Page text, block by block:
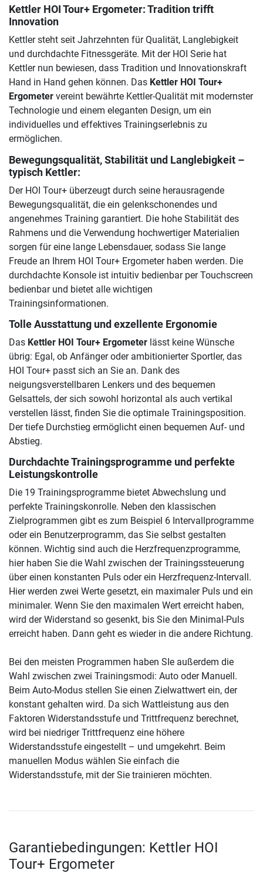
Kettler HOI Tour+ Ergometer: Tradition trifft
Innovation
Kettler steht seit Jahrzehnten für Qualität, Langlebigkeit
und durchdachte Fitnessgeräte. Mit der HOI Serie hat
Kettler nun bewiesen, dass Tradition und Innovationskraft
Hand in Hand gehen können. Das Kettler HOI Tour+
Ergometer vereint bewährte Kettler-Qualität mit modernster
Technologie und einem eleganten Design, um ein
individuelles und effektives Trainingserlebnis zu
ermöglichen.
Bewegungsqualität, Stabilität und Langlebigkeit –
typisch Kettler:
Der HOI Tour+ überzeugt durch seine herausragende
Bewegungsqualität, die ein gelenkschonendes und
angenehmes Training garantiert. Die hohe Stabilität des
Rahmens und die Verwendung hochwertiger Materialien
sorgen für eine lange Lebensdauer, sodass Sie lange
Freude an Ihrem HOI Tour+ Ergometer haben werden. Die
durchdachte Konsole ist intuitiv bedienbar per Touchscreen
bedienbar und bietet alle wichtigen
Trainingsinformationen.
Tolle Ausstattung und exzellente Ergonomie
Das Kettler HOI Tour+ Ergometer lässt keine Wünsche
übrig: Egal, ob Anfänger oder ambitionierter Sportler, das
HOI Tour+ passt sich an Sie an. Dank des
neigungsverstellbaren Lenkers und des bequemen
Gelsattels, der sich sowohl horizontal als auch vertikal
verstellen lässt, finden Sie die optimale Trainingsposition.
Der tiefe Durchstieg ermöglicht einen bequemen Auf- und
Abstieg.
Durchdachte Trainingsprogramme und perfekte
Leistungskontrolle
Die 19 Trainingsprogramme bietet Abwechslung und
perfekte Trainingskonrolle. Neben den klassischen
Zielprogrammen gibt es zum Beispiel 6 Intervallprogramme
oder ein Benutzerprogramm, das Sie selbst gestalten
können. Wichtig sind auch die Herzfrequenzprogramme,
hier haben Sie die Wahl zwischen der Trainingssteuerung
über einen konstanten Puls oder ein Herzfrequenz-Intervall.
Hier werden zwei Werte gesetzt, ein maximaler Puls und ein
minimaler. Wenn Sie den maximalen Wert erreicht haben,
wird der Widerstand so gesenkt, bis Sie den Minimal-Puls
erreicht haben. Dann geht es wieder in die andere Richtung.
Bei den meisten Programmen haben SIe außerdem die
Wahl zwischen zwei Trainingsmodi: Auto oder Manuell.
Beim Auto-Modus stellen Sie einen Zielwattwert ein, der
konstant gehalten wird. Da sich Wattleistung aus den
Faktoren Widerstandsstufe und Trittfrequenz berechnet,
wird bei niedriger Trittfrequenz eine höhere
Widerstandsstufe eingestellt – und umgekehrt. Beim
manuellen Modus wählen Sie einfach die
Widerstandsstufe, mit der Sie trainieren möchten.
Garantiebedingungen: Kettler HOI
Tour+ Ergometer